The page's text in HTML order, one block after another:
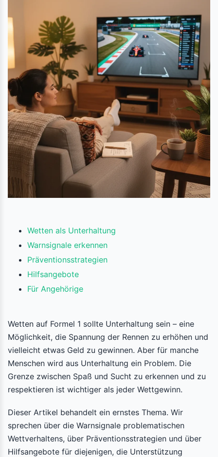
Wetten als Unterhaltung
Warnsignale erkennen
Präventionsstrategien
Hilfsangebote
Für Angehörige
Wetten auf Formel 1 sollte Unterhaltung sein – eine
Möglichkeit, die Spannung der Rennen zu erhöhen und
vielleicht etwas Geld zu gewinnen. Aber für manche
Menschen wird aus Unterhaltung ein Problem. Die
Grenze zwischen Spaß und Sucht zu erkennen und zu
respektieren ist wichtiger als jeder Wettgewinn.
Dieser Artikel behandelt ein ernstes Thema. Wir
sprechen über die Warnsignale problematischen
Wettverhaltens, über Präventionsstrategien und über
Hilfsangebote für diejenigen, die Unterstützung